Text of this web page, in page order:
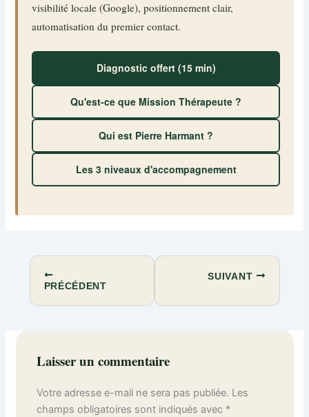
visibilité locale (Google), positionnement clair,
automatisation du premier contact.
Diagnostic offert (15 min)
Qu'est-ce que Mission Thérapeute ?
Qui est Pierre Harmant ?
Les 3 niveaux d'accompagnement
PRÉCÉDENT
SUIVANT
Laisser un commentaire
Votre adresse e-mail ne sera pas publiée. Les
champs obligatoires sont indiqués avec *